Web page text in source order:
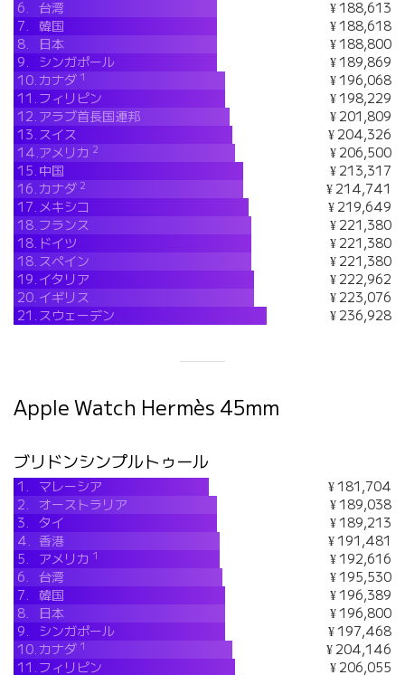
6. 台湾
¥ 188,613
7.
韓国
¥ 188,618
8.
日本
¥ 188,800
9.
シンガポール
¥ 189,869
10. カナダ 1
¥ 196,068
11. フィリピン
¥ 198,229
12. アラブ首長国連邦
¥ 201,809
13. スイス
¥ 204,326
14.アメリカ 2
¥ 206,500
15. 中国
¥ 213,317
16. カナダ 2
¥ 214,741
17. メキシコ
¥ 219,649
18. フランス
¥ 221,380
18. ドイツ
¥ 221,380
18. スペイン
¥ 221,380
19. イタリア
¥ 222,962
20. イギリス
¥ 223,076
21. スウェーデン ¥ 236,928
Apple Watch Hermès 45mm
ブリドンシンプルトゥール
1. マレーシア
¥ 181,704
2.
オーストラリア
¥ 189,038
3.
タイ
¥ 189,213
4. 香港
¥ 191,481
5.
アメリカ 1
¥ 192,616
6.
台湾
¥ 195,530
7.
韓国
¥ 196,389
8.
日本
¥ 196,800
9.
シンガポール
¥ 197,468
10. カナダ 1
¥ 204,146
11. フィリピン
¥ 206,055